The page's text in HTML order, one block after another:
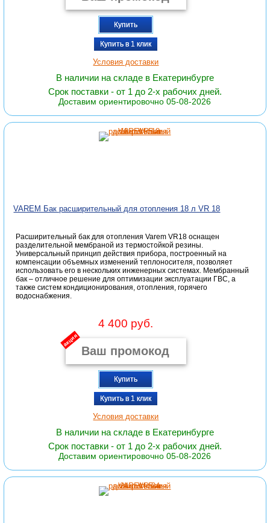
Купить
Купить в 1 клик
Условия доставки
В наличии на складе в Екатеринбурге
Срок поставки - от 1 до 2-х рабочих дней.
Доставим ориентировочно 05-08-2026
VAREM Бак расширительный для отопления 18 л VR 18
Расширительный бак для отопления Varem VR18 оснащен
разделительной мембраной из термостойкой резины.
Универсальный принцип действия прибора, построенный на
компенсации объемных изменений теплоносителя, позволяет
использовать его в нескольких инженерных системах. Мембранный
бак – отличное решение для оптимизации эксплуатации ГВС, а
также систем кондиционирования, отопления, горячего
водоснабжения.
4 400 руб.
акция
Купить
Купить в 1 клик
Условия доставки
В наличии на складе в Екатеринбурге
Срок поставки - от 1 до 2-х рабочих дней.
Доставим ориентировочно 05-08-2026